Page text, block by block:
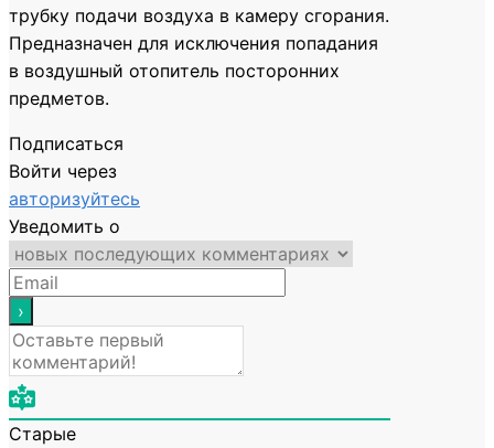
трубку подачи воздуха в камеру сгорания.
Предназначен для исключения попадания
в воздушный отопитель посторонних
предметов.
Подписаться
Войти через
авторизуйтесь
Уведомить о
Старые